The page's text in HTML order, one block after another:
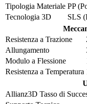
Tipologia Materiale PP
Tecnologia 3D
SLS
Resistenza a Trazione
Allungamento
Modulo a Flessione
Resistenza a Temperatura
Allianz3D Tasso di